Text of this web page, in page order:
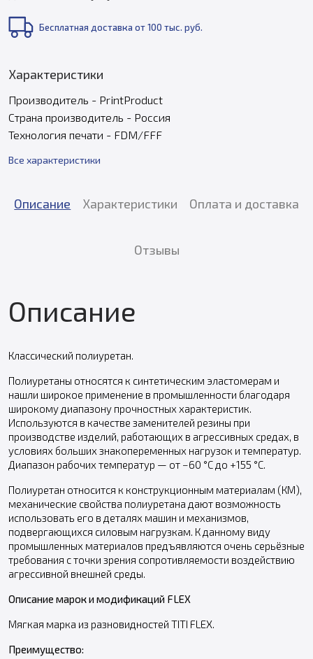
Бесплатная доставка от 100 тыс. руб.
Характеристики
Производитель - PrintProduct
Страна производитель - Россия
Технология печати - FDM/FFF
Все характеристики
Описание Характеристики Оплата и доставка
Отзывы
Описание
Классический полиуретан.
Полиуретаны относятся к синтетическим эластомерам и
нашли широкое применение в промышленности благодаря
широкому диапазону прочностных характеристик.
Используются в качестве заменителей резины при
производстве изделий, работающих в агрессивных средах, в
условиях больших знакопеременных нагрузок и температур.
Диапазон рабочих температур — от −60 °С до +155 °С.
Полиуретан относится к конструкционным материалам (КМ),
механические свойства полиуретана дают возможность
использовать его в деталях машин и механизмов,
подвергающихся силовым нагрузкам. К данному виду
промышленных материалов предъявляются очень серьёзные
требования с точки зрения сопротивляемости воздействию
агрессивной внешней среды.
Описание марок и модификаций FLEX
Мягкая марка из разновидностей TITI FLEX.
Преимущество: